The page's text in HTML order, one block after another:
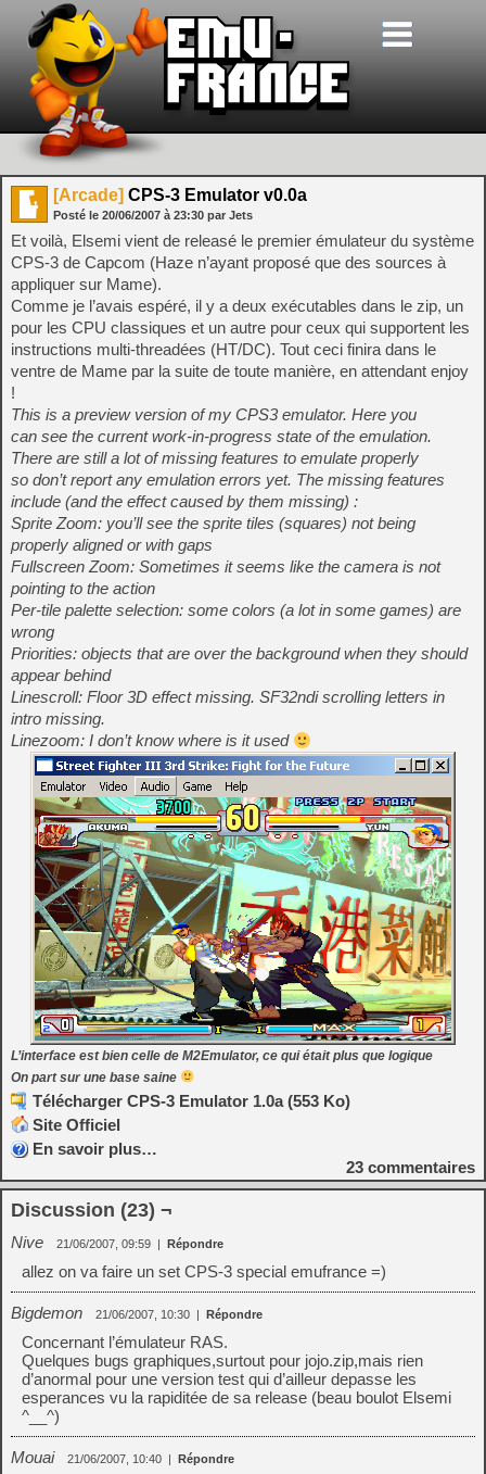
[Arcade] CPS-3 Emulator v0.0a
Posté le 20/06/2007 à 23:30 par Jets
Et voilà, Elsemi vient de releasé le premier émulateur du système
CPS-3 de Capcom (Haze n’ayant proposé que des sources à
appliquer sur Mame).
Comme je l’avais espéré, il y a deux exécutables dans le zip, un
pour les CPU classiques et un autre pour ceux qui supportent les
instructions multi-threadées (HT/DC). Tout ceci finira dans le
ventre de Mame par la suite de toute manière, en attendant enjoy
!
This is a preview version of my CPS3 emulator. Here you
can see the current work-in-progress state of the emulation.
There are still a lot of missing features to emulate properly
so don’t report any emulation errors yet. The missing features
include (and the effect caused by them missing) :
Sprite Zoom: you’ll see the sprite tiles (squares) not being
properly aligned or with gaps
Fullscreen Zoom: Sometimes it seems like the camera is not
pointing to the action
Per-tile palette selection: some colors (a lot in some games) are
wrong
Priorities: objects that are over the background when they should
appear behind
Linescroll: Floor 3D effect missing. SF32ndi scrolling letters in
intro missing.
Linezoom: I don’t know where is it used
L’interface est bien celle de M2Emulator, ce qui était plus que logique
On part sur une base saine
Télécharger CPS-3 Emulator 1.0a (553 Ko)
Site Officiel
En savoir plus…
23 commentaires
Discussion (23) ¬
Nive 21/06/2007, 09:59 | Répondre
allez on va faire un set CPS-3 special emufrance =)
Bigdemon 21/06/2007, 10:30 | Répondre
Concernant l’émulateur RAS.
Quelques bugs graphiques,surtout pour jojo.zip,mais rien
d’anormal pour une version test qui d’ailleur depasse les
esperances vu la rapiditée de sa release (beau boulot Elsemi
^__^)
Mouai 21/06/2007, 10:40 | Répondre